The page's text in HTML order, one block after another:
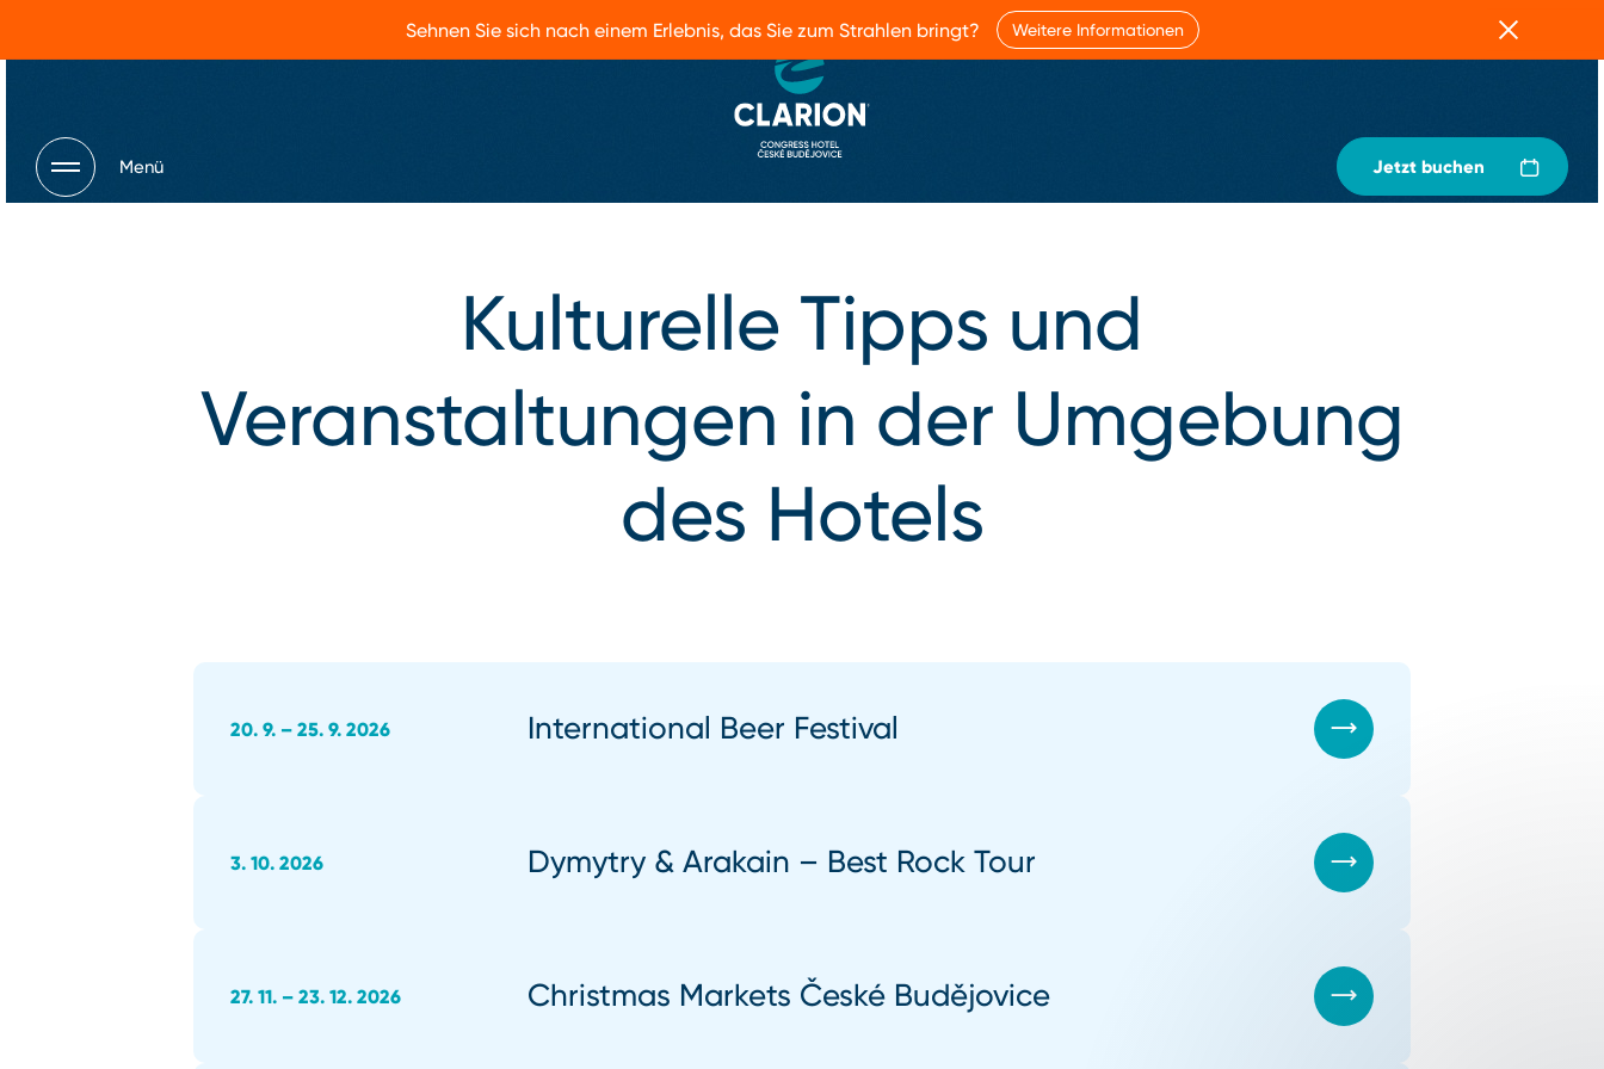
Menü Jetzt buchen
Kulturelle Tipps und
Veranstaltungen in der Umgebung
des Hotels
20. 9. – 25. 9. 2026 International Beer Festival
3. 10. 2026 Dymytry & Arakain – Best Rock Tour
27. 11. – 23. 12. 2026 Christmas Markets České Budějovice
Sehnen Sie sich nach einem Erlebnis, das Sie zum Strahlen bringt? Weitere Informationen Schließen